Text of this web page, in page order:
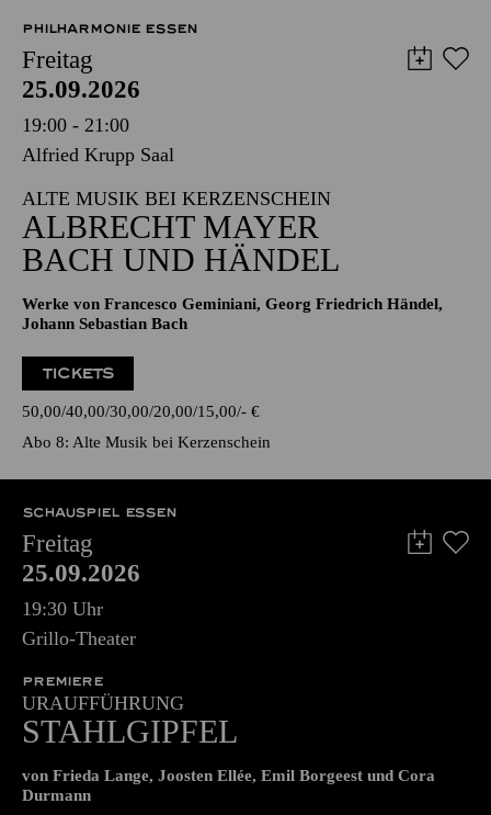
PHILHARMONIE ESSEN
Freitag
25.09.2026
19:00 - 21:00
Alfried Krupp Saal
ALTE MUSIK BEI KERZENSCHEIN
ALBRECHT MAYER
BACH UND HÄNDEL
Werke von Francesco Geminiani, Georg Friedrich Händel,
Johann Sebastian Bach
TICKETS
50,00 40,00 30,00 20,00 15,00 - €
Abo 8: Alte Musik bei Kerzenschein
SCHAUSPIEL ESSEN
Freitag
25.09.2026
19:30 Uhr
Grillo-Theater
PREMIERE
URAUFFÜHRUNG
STAHLGIPFEL
von Frieda Lange, Joosten Ellée, Emil Borgeest und Cora
Durmann